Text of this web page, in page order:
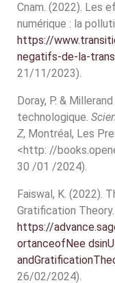
Cnam. (2022). Les
numérique : la
https://
negatifs-de-la-
21/11/2023).
Doray, P. &
technologique.
Z, Montréal, Les
<http: //
30 /01 /2024).
Faiswal, K. (2022).
Gratification
https://
ortanceofNee
26/02/2024).